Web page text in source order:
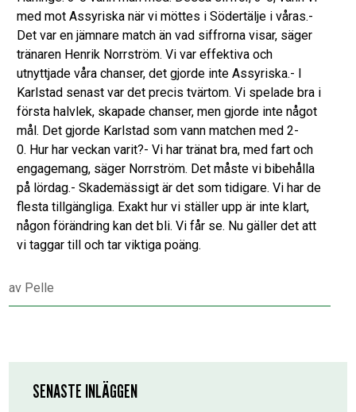
med mot Assyriska när vi möttes i Södertälje i våras.-
Det var en jämnare match än vad siffrorna visar, säger
tränaren Henrik Norrström. Vi var effektiva och
utnyttjade våra chanser, det gjorde inte Assyriska.- I
Karlstad senast var det precis tvärtom. Vi spelade bra i
första halvlek, skapade chanser, men gjorde inte något
mål. Det gjorde Karlstad som vann matchen med 2-
0. Hur har veckan varit?- Vi har tränat bra, med fart och
engagemang, säger Norrström. Det måste vi bibehålla
på lördag.- Skademässigt är det som tidigare. Vi har de
flesta tillgängliga. Exakt hur vi ställer upp är inte klart,
någon förändring kan det bli. Vi får se. Nu gäller det att
vi taggar till och tar viktiga poäng.
av Pelle
SENASTE INLÄGGEN